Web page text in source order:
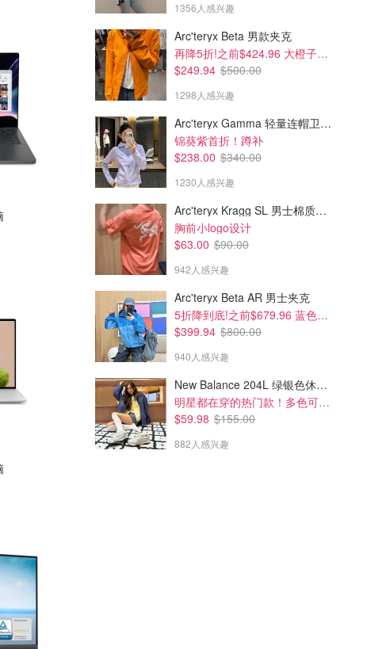
1356人感兴趣
Arc'teryx Beta 男款夹克
再降5折!之前$424.96 大橙子好显白 蹲补
$249.94 $500.00
1298人感兴趣
Arc'teryx Gamma 轻量连帽卫衣 女款
锦葵紫首折！蹲补
$238.00 $340.00
1230人感兴趣
Arc'teryx Kragg SL 男士棉质短袖T恤
胸前小logo设计
$63.00 $90.00
942人感兴趣
Arc'teryx Beta AR 男士夹克
5折降到底!之前$679.96 蓝色款有货
$399.94 $800.00
940人感兴趣
New Balance 204L 绿银色休闲鞋
明星都在穿的热门款！多色可选 3.8折
$59.98 $155.00
882人感兴趣